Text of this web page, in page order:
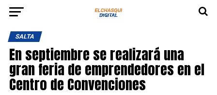
SALTA
En septiembre se realizará una
gran feria de emprendedores en el
Centro de Convenciones